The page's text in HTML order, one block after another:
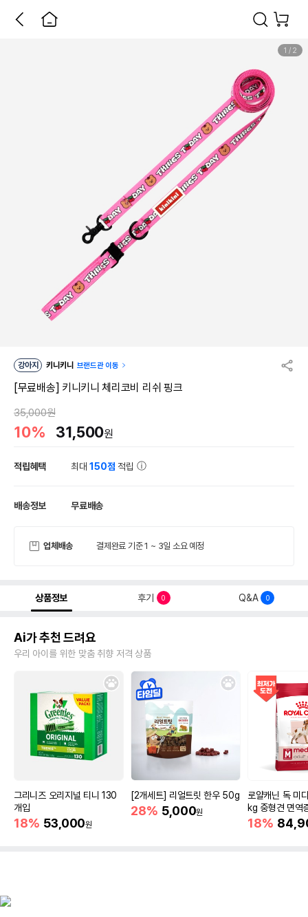
1 / 2
강아지 키니키니 브랜드관 이동
[무료배송] 키니키니 체리코비 리쉬 핑크
35,000원
10% 31,500원
적립혜택 최대150점 적립
배송정보 무료배송
업체배송 결제완료 기준 1 ~ 3일 소요 예정
상품정보 후기 0 Q&A 0
Ai가 추천 드려요
우리 아이를 위한 맞춤 취향 저격 상품
그리니즈 오리지널 티니 130
개입
18% 53,000원
[2개세트] 리얼트릿 한우 50g
28% 5,000원
로얄캐닌 독 미
kg 중형견 면역
18%